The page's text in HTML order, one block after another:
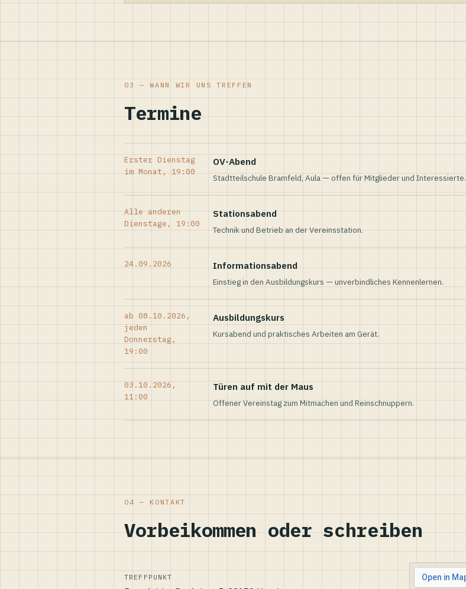
03 — WANN WIR UNS TREFFEN
Termine
Erster Dienstag
im Monat, 19:00
OV-Abend
Stadtteilschule Bramfeld, Aula — offen für Mitglieder und Interessierte.
Alle anderen
Dienstage, 19:00
Stationsabend
Technik und Betrieb an der Vereinsstation.
24.09.2026 Informationsabend
Einstieg in den Ausbildungskurs — unverbindliches Kennenlernen.
ab 08.10.2026,
jeden
Donnerstag,
19:00
Ausbildungskurs
Kursabend und praktisches Arbeiten am Gerät.
03.10.2026,
11:00
Türen auf mit der Maus
Offener Vereinstag zum Mitmachen und Reinschnuppern.
04 — KONTAKT
Vorbeikommen oder schreiben
TREFFPUNKT